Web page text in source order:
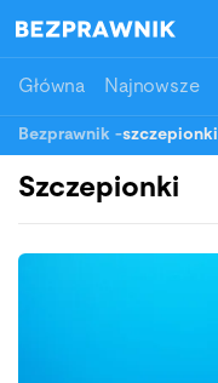
Główna Najnowsze
Bezprawnik -szczepionki
Szczepionki